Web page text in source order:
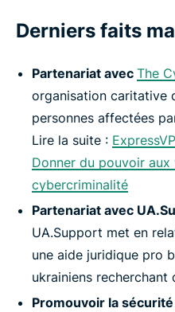
Derniers faits
Partenariat avec The
organisation caritative
personnes affectées
Lire la suite :
Donner du pouvoir
cybercriminalité
Partenariat avec
UA.Support met en
une aide juridique pro
ukrainiens recherchant
Promouvoir la